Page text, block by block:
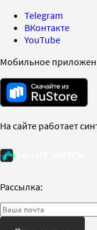
Telegram
ВКонтакте
YouTube
Мобильное
На сайте работает
Рассылка: